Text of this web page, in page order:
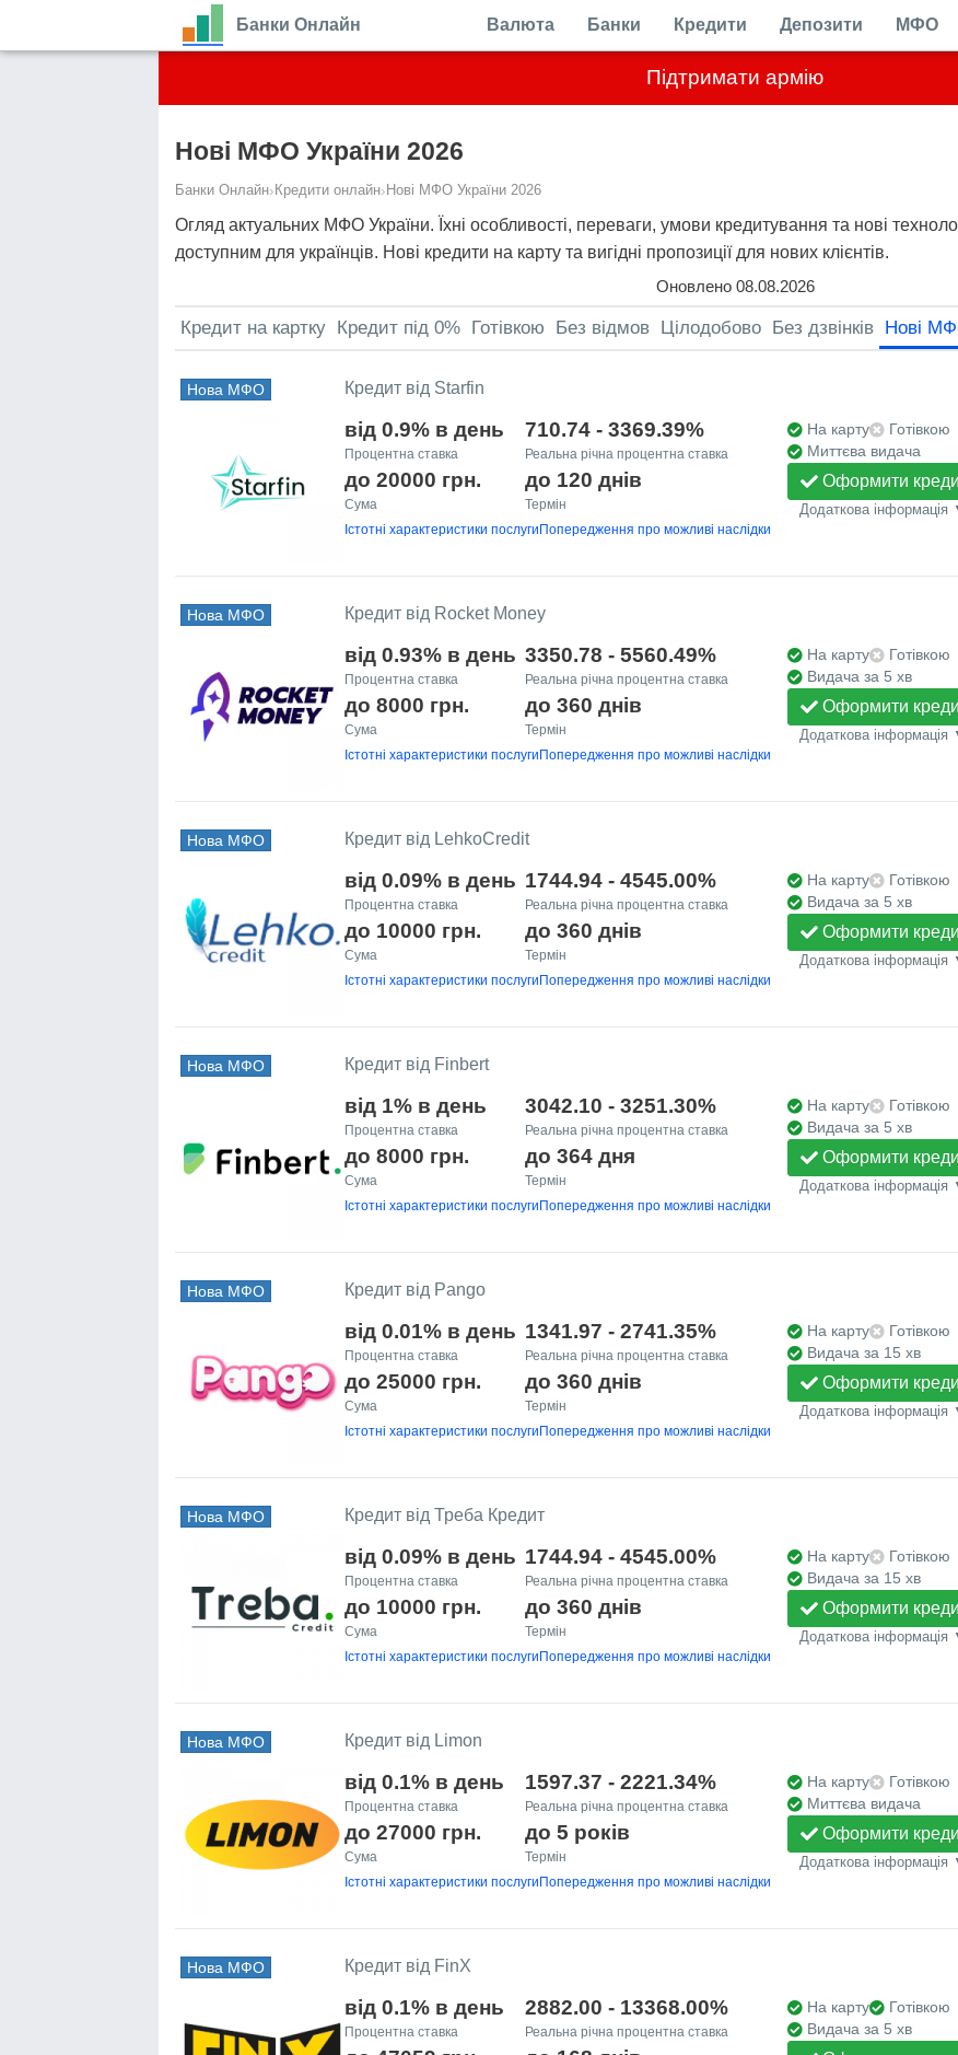
Підтримати армію
Банки Онлайн Валюта Банки Кредити Депозити МФО
Нові МФО України 2026
Банки Онлайн› Кредити онлайн› Нові МФО України 2026
Огляд актуальних МФО України. Їхні особливості, переваги, умови кредитування та нові
доступним для українців. Нові кредити на карту та вигідні пропозиції для нових клієнтів.
Оновлено 08.08.2026
Кредит на картку Кредит під 0% Готівкою Без відмов Цілодобово Без дзвінків Нові
Нова МФО Кредит від Starfin
від 0.9% в день
Процентна ставка
710.74 - 3369.39%
Реальна річна процентна ставка
до 20000 грн.
Сума
до 120 днів
Термін
На карту
Готівкою
Миттєва видача
Оформити
Додаткова інформація
Істотні характеристики послугиПопередження про можливі наслідки
Нова МФО Кредит від Rocket Money
від 0.93% в день
Процентна ставка
3350.78 - 5560.49%
Реальна річна процентна ставка
до 8000 грн.
Сума
до 360 днів
Термін
На карту
Готівкою
Видача за 5 хв
Оформити
Додаткова інформація
Істотні характеристики послугиПопередження про можливі наслідки
Нова МФО Кредит від LehkoCredit
від 0.09% в день
Процентна ставка
1744.94 - 4545.00%
Реальна річна процентна ставка
до 10000 грн.
Сума
до 360 днів
Термін
На карту
Готівкою
Видача за 5 хв
Оформити
Додаткова інформація
Істотні характеристики послугиПопередження про можливі наслідки
Нова МФО Кредит від Finbert
від 1% в день
Процентна ставка
3042.10 - 3251.30%
Реальна річна процентна ставка
до 8000 грн.
Сума
до 364 дня
Термін
На карту
Готівкою
Видача за 5 хв
Оформити
Додаткова інформація
Істотні характеристики послугиПопередження про можливі наслідки
Нова МФО Кредит від Pango
від 0.01% в день
Процентна ставка
1341.97 - 2741.35%
Реальна річна процентна ставка
до 25000 грн.
Сума
до 360 днів
Термін
На карту
Готівкою
Видача за 15 хв
Оформити
Додаткова інформація
Істотні характеристики послугиПопередження про можливі наслідки
Нова МФО Кредит від Треба Кредит
від 0.09% в день
Процентна ставка
1744.94 - 4545.00%
Реальна річна процентна ставка
до 10000 грн.
Сума
до 360 днів
Термін
На карту
Готівкою
Видача за 15 хв
Оформити
Додаткова інформація
Істотні характеристики послугиПопередження про можливі наслідки
Нова МФО Кредит від Limon
від 0.1% в день
Процентна ставка
1597.37 - 2221.34%
Реальна річна процентна ставка
до 27000 грн.
Сума
до 5 років
Термін
На карту
Готівкою
Миттєва видача
Оформити
Додаткова інформація
Істотні характеристики послугиПопередження про можливі наслідки
Нова МФО Кредит від FinX
від 0.1% в день
Процентна ставка
2882.00 - 13368.00%
Реальна річна процентна ставка
На карту
Готівкою
Видача за 5 хв